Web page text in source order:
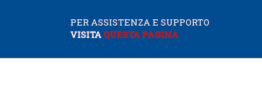
PER ASSISTENZA E SUPPORTO
VISITAQUESTA PAGINA